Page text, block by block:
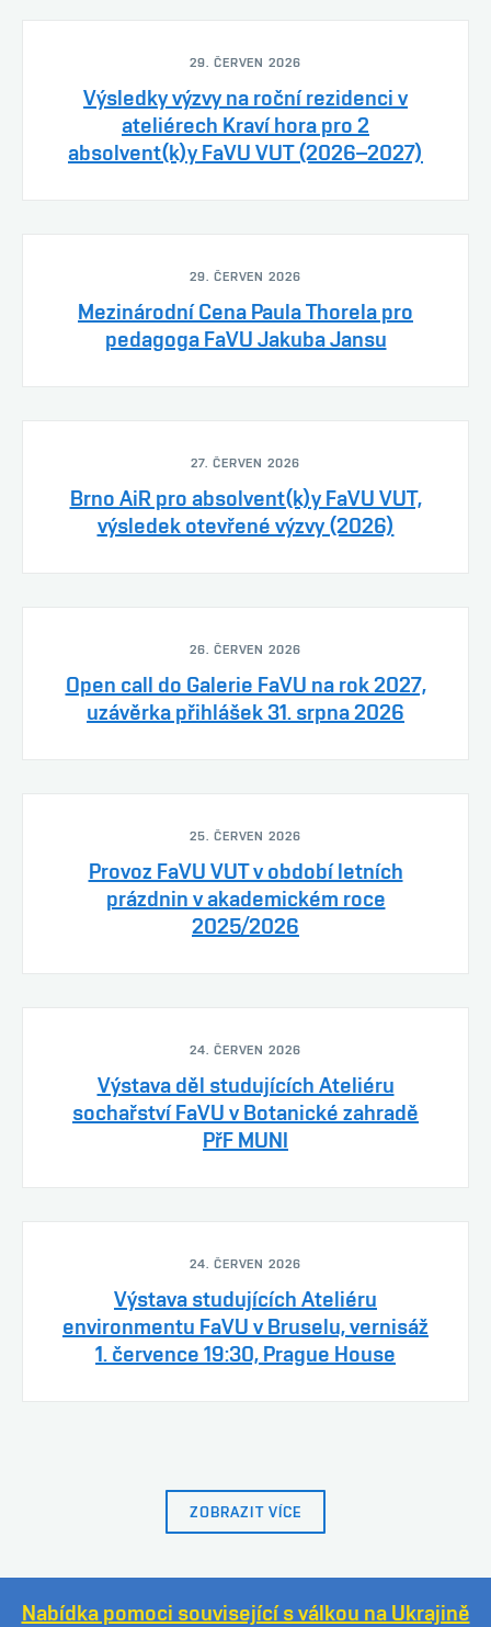
29. ČERVEN 2026
Výsledky výzvy na roční rezidenci v
ateliérech Kraví hora pro 2
absolvent(k)y FaVU VUT (2026–2027)
29. ČERVEN 2026
Mezinárodní Cena Paula Thorela pro
pedagoga FaVU Jakuba Jansu
27. ČERVEN 2026
Brno AiR pro absolvent(k)y FaVU VUT,
výsledek otevřené výzvy (2026)
26. ČERVEN 2026
Open call do Galerie FaVU na rok 2027,
uzávěrka přihlášek 31. srpna 2026
25. ČERVEN 2026
Provoz FaVU VUT v období letních
prázdnin v akademickém roce
2025/2026
24. ČERVEN 2026
Výstava děl studujících Ateliéru
sochařství FaVU v Botanické zahradě
PřF MUNI
24. ČERVEN 2026
Výstava studujících Ateliéru
environmentu FaVU v Bruselu, vernisáž
1. července 19:30, Prague House
ZOBRAZIT VÍCE
Nabídka pomoci související s válkou na Ukrajině